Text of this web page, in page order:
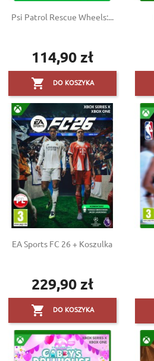
Psi Patrol Rescue Wheels:...
Cena
114,90 zł
 DO KOSZYKA
EA Sports FC 26 + Koszulka
Cena
229,90 zł
 DO KOSZYKA